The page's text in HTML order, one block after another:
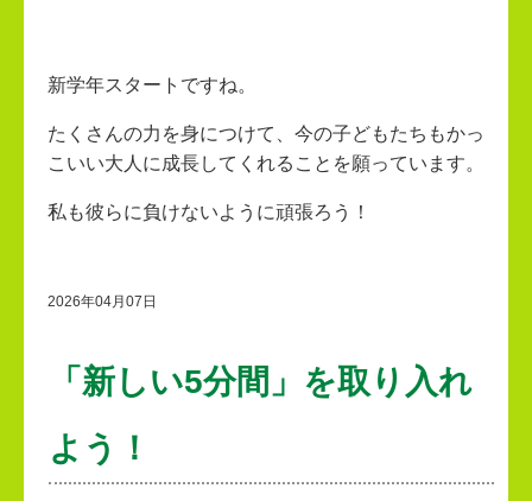
新学年スタートですね。
たくさんの力を身につけて、今の子どもたちもかっ
こいい大人に成長してくれることを願っています。
私も彼らに負けないように頑張ろう！
2026年04月07日
「新しい5分間」を取り入れ
よう！